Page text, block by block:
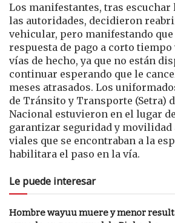
Los manifestantes, tras escuchar
las autoridades, decidieron
vehicular, pero manifestando
respuesta de pago a corto tiempo
vías de hecho, ya que no están
continuar esperando que le
meses atrasados. Los
de Tránsito y Transporte (Setra)
Nacional estuvieron en el lugar
garantizar seguridad y movilidad
viales que se encontraban a la
habilitara el paso en la vía.
Le puede interesar
Hombre wayuu muere y menor